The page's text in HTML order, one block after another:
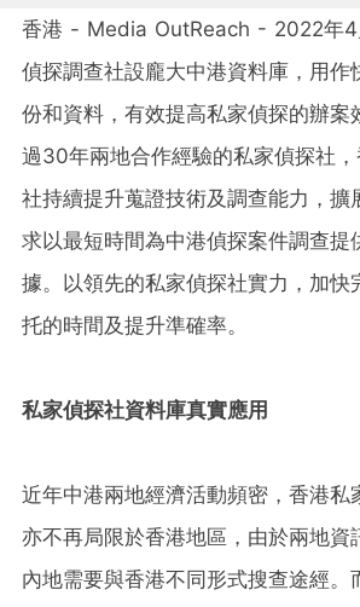
香港 - Media OutReach - 2022年
偵探調查社設龐大中港資料庫，用作
份和資料，有效提高私家偵探的辦案
過30年兩地合作經驗的私家偵探社
社持續提升蒐證技術及調查能力，擴
求以最短時間為中港偵探案件調查提
據。以領先的私家偵探社實力，加快
托的時間及提升準確率。
私家偵探社資料庫真實應用
近年中港兩地經濟活動頻密，香港私
亦不再局限於香港地區，由於兩地資
內地需要與香港不同形式搜查途經。